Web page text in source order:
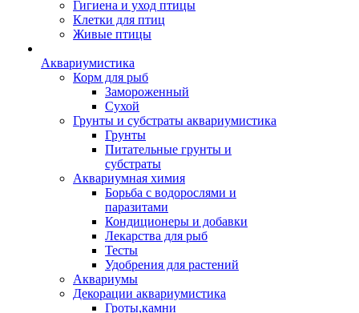
Гигиена и уход птицы
Клетки для птиц
Живые птицы
Аквариумистика
Корм для рыб
Замороженный
Сухой
Грунты и субстраты аквариумистика
Грунты
Питательные грунты и
субстраты
Аквариумная химия
Борьба с водорослями и
паразитами
Кондиционеры и добавки
Лекарства для рыб
Тесты
Удобрения для растений
Аквариумы
Декорации аквариумистика
Гроты,камни